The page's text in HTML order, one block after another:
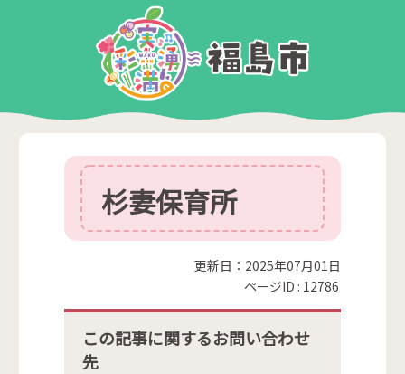
杉妻保育所
更新日：2025年07月01日
ページID : 12786
この記事に関するお問い合わせ
先